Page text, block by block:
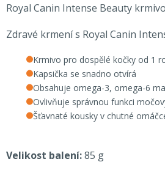
Royal Canin Intense Beauty
Zdravé krmení s Royal Canin
Krmivo pro dospělé kočky od 1
Kapsička se snadno otvírá
Obsahuje omega-3, omega-6
Ovlivňuje správnou funkci
Šťavnaté kousky v chutné
Velikost balení:85 g